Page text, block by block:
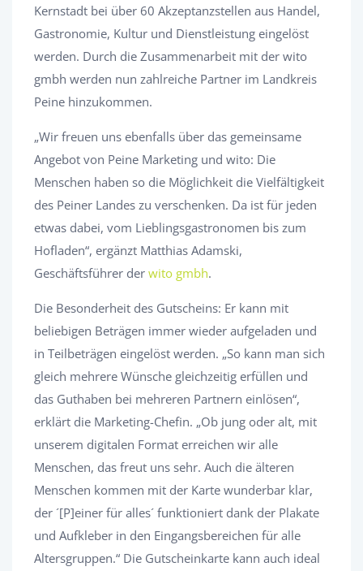
Kernstadt bei über 60 Akzeptanzstellen aus Handel,
Gastronomie, Kultur und Dienstleistung eingelöst
werden. Durch die Zusammenarbeit mit der wito
gmbh werden nun zahlreiche Partner im Landkreis
Peine hinzukommen.
„Wir freuen uns ebenfalls über das gemeinsame
Angebot von Peine Marketing und wito: Die
Menschen haben so die Möglichkeit die Vielfältigkeit
des Peiner Landes zu verschenken. Da ist für jeden
etwas dabei, vom Lieblingsgastronomen bis zum
Hofladen“, ergänzt Matthias Adamski,
Geschäftsführer der wito gmbh.
Die Besonderheit des Gutscheins: Er kann mit
beliebigen Beträgen immer wieder aufgeladen und
in Teilbeträgen eingelöst werden. „So kann man sich
gleich mehrere Wünsche gleichzeitig erfüllen und
das Guthaben bei mehreren Partnern einlösen“,
erklärt die Marketing-Chefin. „Ob jung oder alt, mit
unserem digitalen Format erreichen wir alle
Menschen, das freut uns sehr. Auch die älteren
Menschen kommen mit der Karte wunderbar klar,
der ´[P]einer für alles´ funktioniert dank der Plakate
und Aufkleber in den Eingangsbereichen für alle
Altersgruppen.“ Die Gutscheinkarte kann auch ideal